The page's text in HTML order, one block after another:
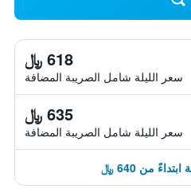
618 ﷼
سعر الليلة شامل الصريبة المضافة
635 ﷼
سعر الليلة شامل الصريبة المضافة